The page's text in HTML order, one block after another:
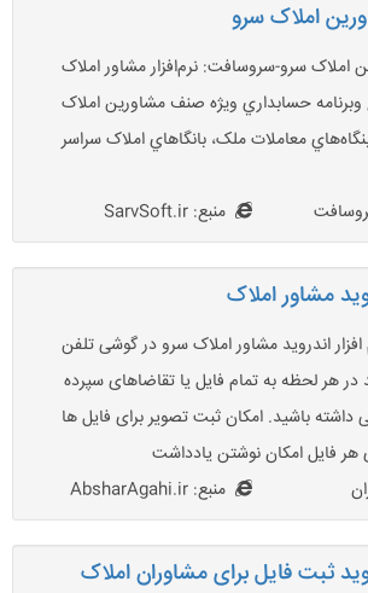
املاک سرو
املاک سرو-سروسافت: نرم‌افزار مشاور املاک
وبرنامه حسابداري ويژه صنف مشاورين املاک
معاملات ملک، بانگاهاي املاک سراسر
منبع: SarvSoft.ir
مشاور املاک
افزار اندروید مشاور املاک سرو در گوشی تلفن
در هر لحظه به تمام فایل یا تقاضاهای سپرده
باشید. امکان ثبت تصویر برای فایل ها
هر فایل امکان نوشتن یادداشت
منبع: AbsharAgahi.ir
ثبت فایل برای مشاوران املاک